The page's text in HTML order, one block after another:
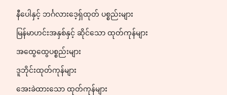
နီပေါနှင့် ဘင်္ဂလားဒေ့ရှ်ထုတ် ပစ္စည်းများ
မြန်မာဟင်းအနှစ်နှင့် ဆိုင်သော ထုတ်ကုန်များ
အထွေထွေပစ္စည်းများ
ဒူဘိုင်းထုတ်ကုန်များ
အေးခဲထားသော ထုတ်ကုန်များ